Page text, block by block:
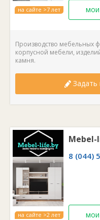
на сайте >7 лет
Производство мебельных
корпусной мебели,
камня.
Задать
на сайте >2 лет
8 (044)